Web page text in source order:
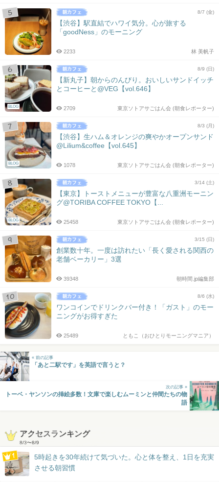
8/7 (金)
【渋谷】駅直結でハワイ気分。心が旅する
「goodNess」のモーニング
林 美帆子
2233
BLOG
8/9 (日)
【新丸子】朝からのんびり。おいしいサンドイッチ
とコーヒーと@VEG【vol.646】
東京ソトアサごはん会 (朝食レポーター)
2709
BLOG
8/3 (月)
【渋谷】生ハム＆オレンジの爽やかオープンサンド
@Lilium&coffee【vol.645】
東京ソトアサごはん会 (朝食レポーター)
1078
BLOG
3/14 (土)
【東京】トーストメニューが豊富な八重洲モーニン
グ@TORIBA COFFEE TOKYO【...
東京ソトアサごはん会 (朝食レポーター)
25458
3/15 (日)
創業数十年。一度は訪れたい「長く愛される関西の
老舗ベーカリー」3選
朝時間.jp編集部
39348
8/6 (水)
ワンコインでドリンクバー付き！「ガスト」のモー
ニングがお得すぎた
ともこ（おひとりモーニングマニア）
25489
« 前の記事
「あと二駅です」を英語で言うと？
次の記事 »
トーベ・ヤンソンの挿絵多数！文庫で楽しむムーミンと仲間たちの物
語
アクセスランキング
8/3〜8/9
5時起きを30年続けて気づいた。心と体を整え、1日を充実
させる朝習慣